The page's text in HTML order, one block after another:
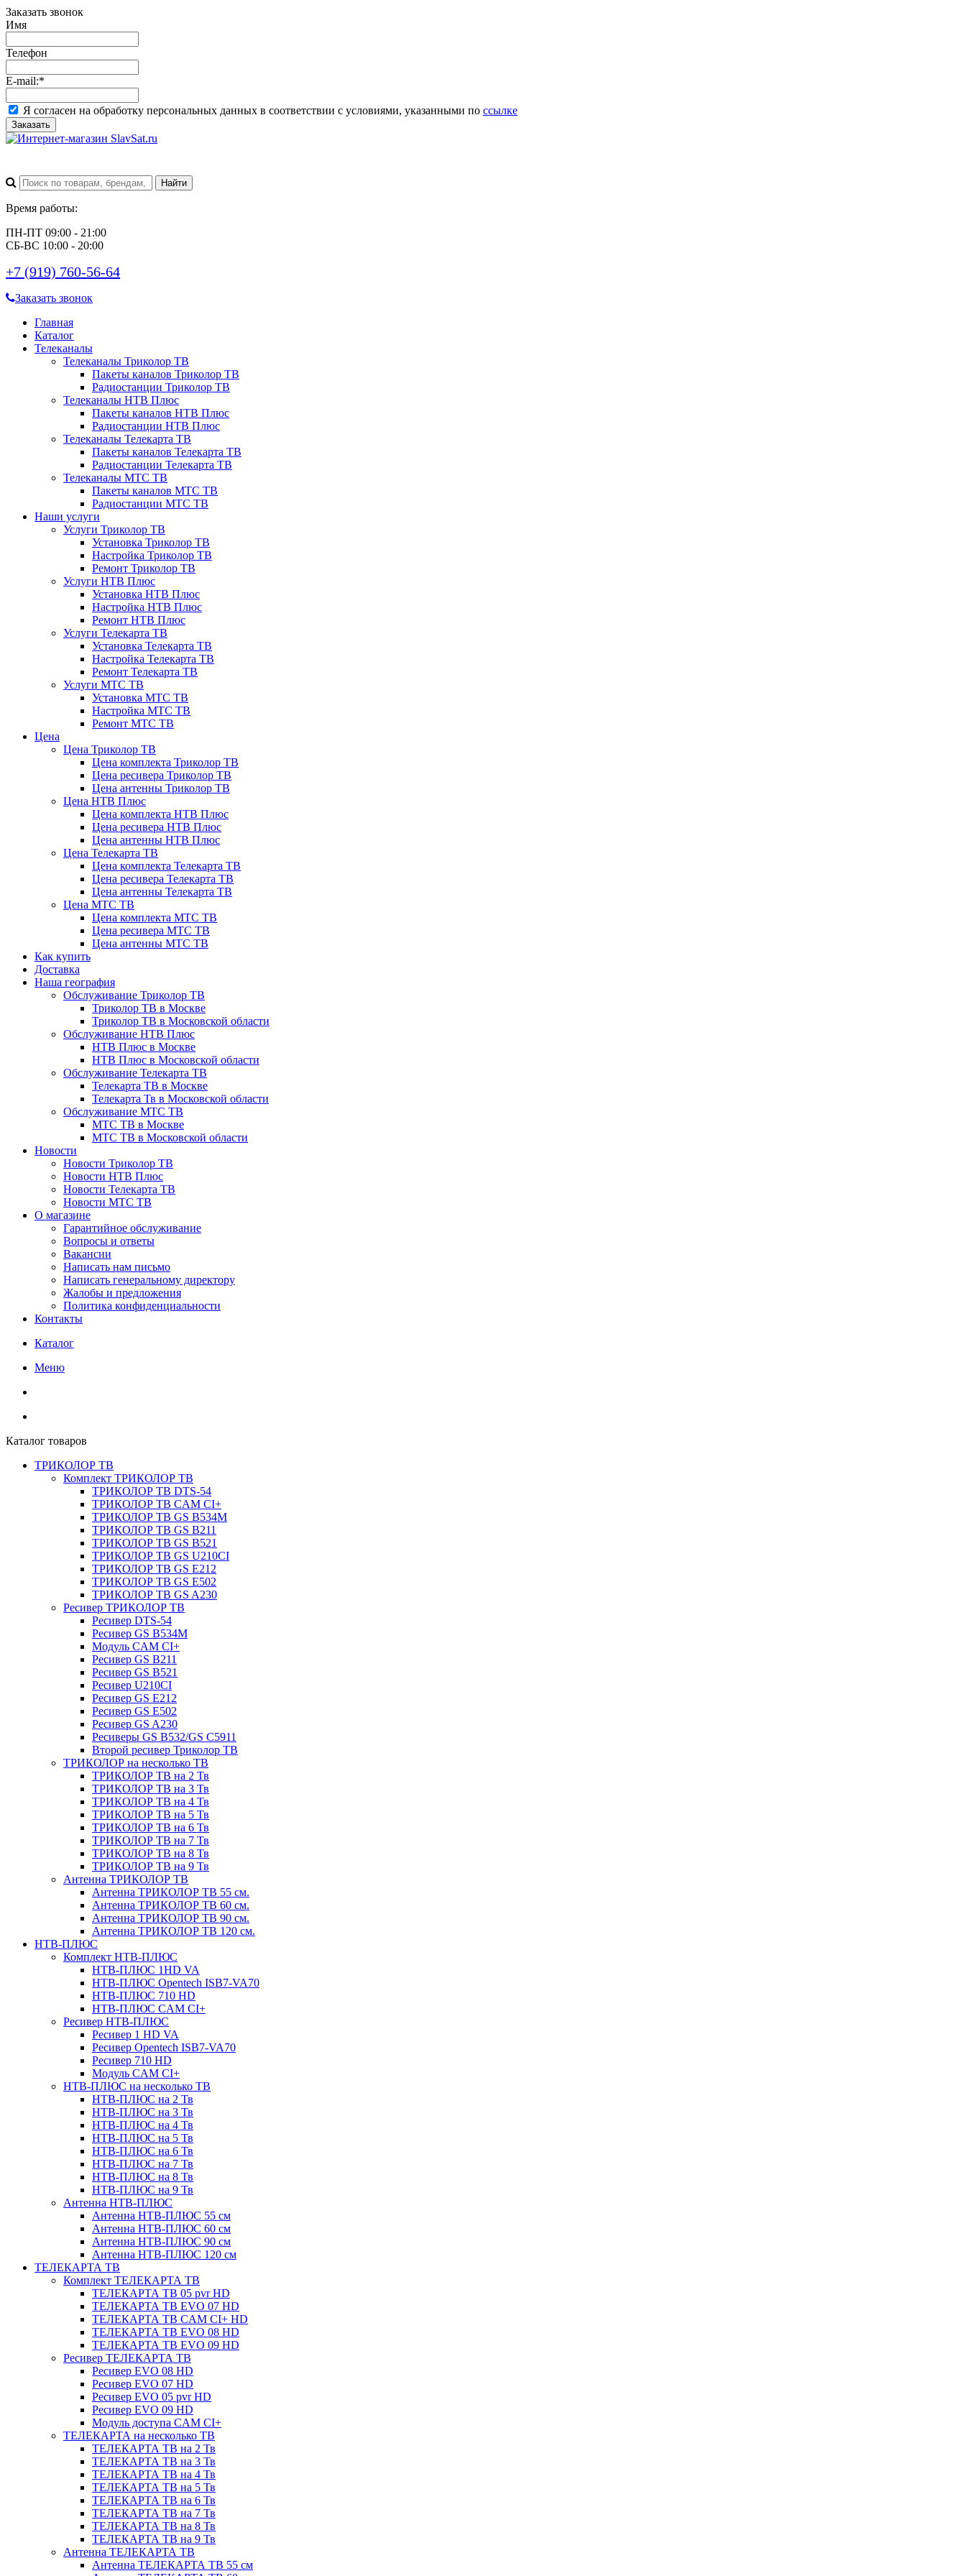
Заказать звонок
Имя
Телефон
E-mail:*
Я согласен на обработку персональных данных в соответствии с условиями, указанными по ссылке
Заказать
Время работы:
ПН-ПТ 09:00 - 21:00
СБ-ВС 10:00 - 20:00
+7 (919) 760-56-64
Заказать звонок
Главная
Каталог
Телеканалы
Телеканалы Триколор ТВ
Пакеты каналов Триколор ТВ
Радиостанции Триколор ТВ
Телеканалы НТВ Плюс
Пакеты каналов НТВ Плюс
Радиостанции НТВ Плюс
Телеканалы Телекарта ТВ
Пакеты каналов Телекарта ТВ
Радиостанции Телекарта ТВ
Телеканалы МТС ТВ
Пакеты каналов МТС ТВ
Радиостанции МТС ТВ
Наши услуги
Услуги Триколор ТВ
Установка Триколор ТВ
Настройка Триколор ТВ
Ремонт Триколор ТВ
Услуги НТВ Плюс
Установка НТВ Плюс
Настройка НТВ Плюс
Ремонт НТВ Плюс
Услуги Телекарта ТВ
Установка Телекарта ТВ
Настройка Телекарта ТВ
Ремонт Телекарта ТВ
Услуги МТС ТВ
Установка МТС ТВ
Настройка МТС ТВ
Ремонт МТС ТВ
Цена
Цена Триколор ТВ
Цена комплекта Триколор ТВ
Цена ресивера Триколор ТВ
Цена антенны Триколор ТВ
Цена НТВ Плюс
Цена комплекта НТВ Плюс
Цена ресивера НТВ Плюс
Цена антенны НТВ Плюс
Цена Телекарта ТВ
Цена комплекта Телекарта ТВ
Цена ресивера Телекарта ТВ
Цена антенны Телекарта ТВ
Цена МТС ТВ
Цена комплекта МТС ТВ
Цена ресивера МТС ТВ
Цена антенны МТС ТВ
Как купить
Доставка
Наша география
Обслуживание Триколор ТВ
Триколор ТВ в Москве
Триколор ТВ в Московской области
Обслуживание НТВ Плюс
НТВ Плюс в Москве
НТВ Плюс в Московской области
Обслуживание Телекарта ТВ
Телекарта ТВ в Москве
Телекарта Тв в Московской области
Обслуживание МТС ТВ
МТС ТВ в Москве
МТС ТВ в Московской области
Новости
Новости Триколор ТВ
Новости НТВ Плюс
Новости Телекарта ТВ
Новости МТС ТВ
О магазине
Гарантийное обслуживание
Вопросы и ответы
Вакансии
Написать нам письмо
Написать генеральному директору
Жалобы и предложения
Политика конфиденциальности
Контакты
Каталог
Меню
Каталог товаров
ТРИКОЛОР ТВ
Комплект ТРИКОЛОР ТВ
ТРИКОЛОР ТВ DTS-54
ТРИКОЛОР ТВ CAM CI+
ТРИКОЛОР ТВ GS B534M
ТРИКОЛОР ТВ GS B211
ТРИКОЛОР ТВ GS B521
ТРИКОЛОР ТВ GS U210CI
ТРИКОЛОР ТВ GS E212
ТРИКОЛОР ТВ GS E502
ТРИКОЛОР ТВ GS A230
Ресивер ТРИКОЛОР ТВ
Ресивер DTS-54
Ресивер GS B534M
Модуль CAM CI+
Ресивер GS B211
Ресивер GS B521
Ресивер U210CI
Ресивер GS E212
Ресивер GS E502
Ресивер GS A230
Ресиверы GS B532/GS C5911
Второй ресивер Триколор ТВ
ТРИКОЛОР на несколько ТВ
ТРИКОЛОР ТВ на 2 Тв
ТРИКОЛОР ТВ на 3 Тв
ТРИКОЛОР ТВ на 4 Тв
ТРИКОЛОР ТВ на 5 Тв
ТРИКОЛОР ТВ на 6 Тв
ТРИКОЛОР ТВ на 7 Тв
ТРИКОЛОР ТВ на 8 Тв
ТРИКОЛОР ТВ на 9 Тв
Антенна ТРИКОЛОР ТВ
Антенна ТРИКОЛОР ТВ 55 см.
Антенна ТРИКОЛОР ТВ 60 см.
Антенна ТРИКОЛОР ТВ 90 см.
Антенна ТРИКОЛОР ТВ 120 см.
НТВ-ПЛЮС
Комплект НТВ-ПЛЮС
НТВ-ПЛЮС 1HD VA
НТВ-ПЛЮС Opentech ISB7-VA70
НТВ-ПЛЮС 710 HD
НТВ-ПЛЮС CAM CI+
Ресивер НТВ-ПЛЮС
Ресивер 1 HD VA
Ресивер Opentech ISB7-VA70
Ресивер 710 HD
Модуль CAM CI+
НТВ-ПЛЮС на несколько ТВ
НТВ-ПЛЮС на 2 Тв
НТВ-ПЛЮС на 3 Тв
НТВ-ПЛЮС на 4 Тв
НТВ-ПЛЮС на 5 Тв
НТВ-ПЛЮС на 6 Тв
НТВ-ПЛЮС на 7 Тв
НТВ-ПЛЮС на 8 Тв
НТВ-ПЛЮС на 9 Тв
Антенна НТВ-ПЛЮС
Антенна НТВ-ПЛЮС 55 см
Антенна НТВ-ПЛЮС 60 см
Антенна НТВ-ПЛЮС 90 см
Антенна НТВ-ПЛЮС 120 см
ТЕЛЕКАРТА ТВ
Комплект ТЕЛЕКАРТА ТВ
ТЕЛЕКАРТА ТВ 05 pvr HD
ТЕЛЕКАРТА ТВ EVO 07 HD
ТЕЛЕКАРТА ТВ CAM CI+ HD
ТЕЛЕКАРТА ТВ EVO 08 HD
ТЕЛЕКАРТА ТВ EVO 09 HD
Ресивер ТЕЛЕКАРТА ТВ
Ресивер EVO 08 HD
Ресивер EVO 07 HD
Ресивер EVO 05 pvr HD
Ресивер EVO 09 HD
Модуль доступа CAM CI+
ТЕЛЕКАРТА на несколько ТВ
ТЕЛЕКАРТА ТВ на 2 Тв
ТЕЛЕКАРТА ТВ на 3 Тв
ТЕЛЕКАРТА ТВ на 4 Тв
ТЕЛЕКАРТА ТВ на 5 Тв
ТЕЛЕКАРТА ТВ на 6 Тв
ТЕЛЕКАРТА ТВ на 7 Тв
ТЕЛЕКАРТА ТВ на 8 Тв
ТЕЛЕКАРТА ТВ на 9 Тв
Антенна ТЕЛЕКАРТА ТВ
Антенна ТЕЛЕКАРТА ТВ 55 см